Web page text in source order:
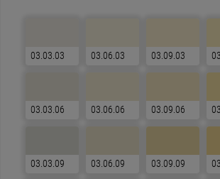
03.03.03 03.06.03 03.09.03
03.03.06 03.06.06 03.09.06
03.03.09 03.06.09 03.09.09